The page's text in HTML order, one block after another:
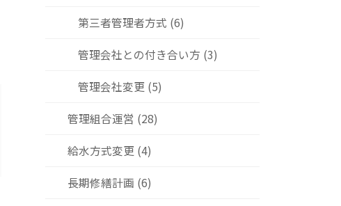
第三者管理者方式 (6)
管理会社との付き合い方 (3)
管理会社変更 (5)
管理組合運営 (28)
給水方式変更 (4)
長期修繕計画 (6)